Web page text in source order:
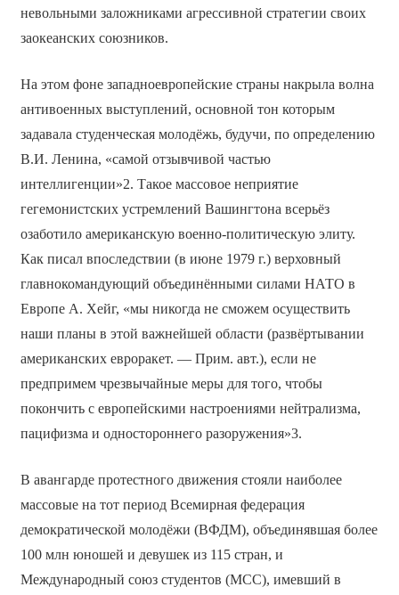
невольными заложниками агрессивной стратегии своих
заокеанских союзников.
На этом фоне западноевропейские страны накрыла волна
антивоенных выступлений, основной тон которым
задавала студенческая молодёжь, будучи, по определению
В.И. Ленина, «самой отзывчивой частью
интеллигенции»2. Такое массовое неприятие
гегемонистских устремлений Вашингтона всерьёз
озаботило американскую военно-политическую элиту.
Как писал впоследствии (в июне 1979 г.) верховный
главнокомандующий объединёнными силами НАТО в
Европе А. Хейг, «мы никогда не сможем осуществить
наши планы в этой важнейшей области (развёртывании
американских евроракет. — Прим. авт.), если не
предпримем чрезвычайные меры для того, чтобы
покончить с европейскими настроениями нейтрализма,
пацифизма и одностороннего разоружения»3.
В авангарде протестного движения стояли наиболее
массовые на тот период Всемирная федерация
демократической молодёжи (ВФДМ), объединявшая более
100 млн юношей и девушек из 115 стран, и
Международный союз студентов (МСС), имевший в